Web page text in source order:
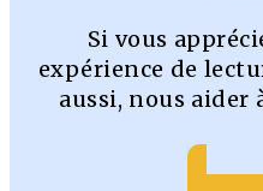
Si vous
expérience de
aussi, nous aider